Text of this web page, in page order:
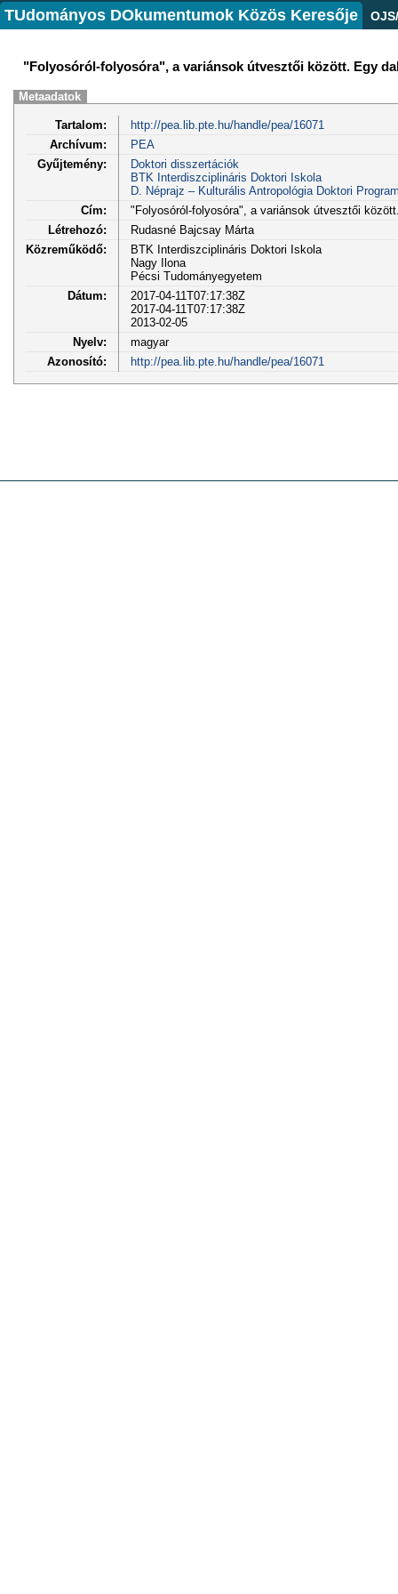
TUdományos DOkumentumok Közös Keresője
"Folyosóról-folyosóra", a variánsok útvesztői között. Egy
Metaadatok
Tartalom:
http://pea.lib.pte.hu/handle/pea/16071
Archívum:
PEA
Gyűjtemény:
Doktori disszertációk
BTK Interdiszciplináris Doktori Iskola
D. Néprajz – Kulturális Antropológia Doktori
Cím:
"Folyosóról-folyosóra", a variánsok útvesztői
Létrehozó:
Rudasné Bajcsay Márta
Közreműködő:
BTK Interdiszciplináris Doktori Iskola
Nagy Ilona
Pécsi Tudományegyetem
Dátum:
2017-04-11T07:17:38Z
2017-04-11T07:17:38Z
2013-02-05
Nyelv:
magyar
Azonosító:
http://pea.lib.pte.hu/handle/pea/16071